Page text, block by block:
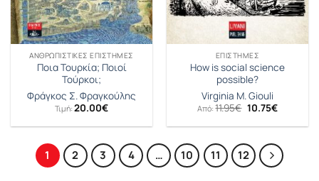
ΑΝΘΡΩΠΙΣΤΙΚΈΣ ΕΠΙΣΤΉΜΕΣ
Ποια Τουρκία; Ποιοί
Τούρκοι;
Φράγκος Σ. Φραγκούλης
Τιμή: 20.00€
ΕΠΙΣΤΉΜΕΣ
How is social science
possible?
Virginia M. Giouli
Από:11.95€ Original
price
was:
10.75€Η
τιμή
10.75€.
1 2 3 4 … 10 11 12